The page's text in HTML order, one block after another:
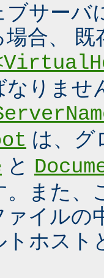
ブサーバ
場合、
なりませ
は、グ
と
。また、
ァイルの
トホスト